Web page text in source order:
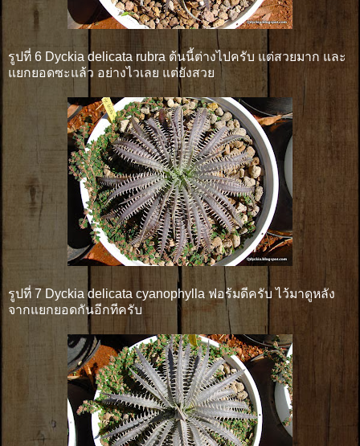
รูปที่ 6 Dyckia delicata rubra ต้นนี้ต่างไปครับ แต่สวยมาก และ
แยกยอดซะแล้ว อย่างไวเลย แต่ยังสวย
รูปที่ 7 Dyckia delicata cyanophylla ฟอร้มดีครับ ไว้มาดูหลัง
จากแยกยอดกันอีกทีครับ